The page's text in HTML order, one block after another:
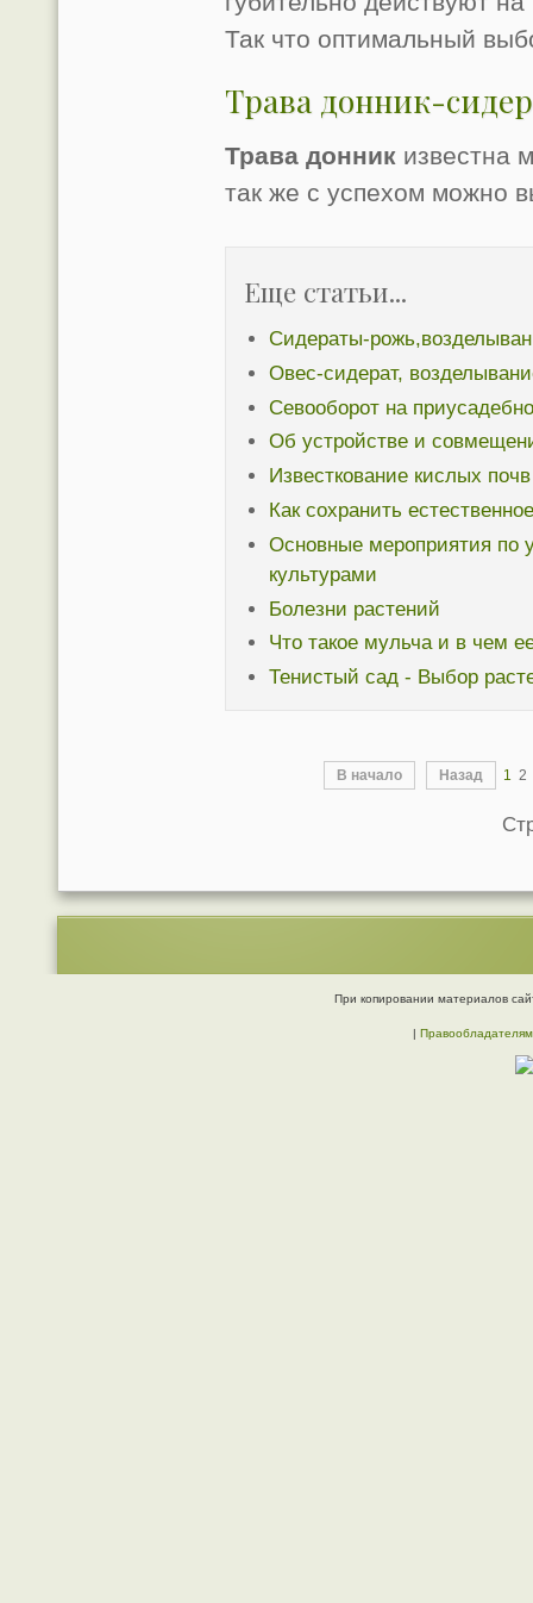
Так что оптимальный
Трава донник-
Трава донник известна
так же с успехом можно
Еще статьи...
Сидераты-
Овес-сидерат,
Севооборот на
Об устройстве и
Известкование кислых почв
Как сохранить
Основные мероприятия по
культурами
Болезни растений
Что такое мульча и в чем
Тенистый сад - Выбор
В начало Назад 1 2
При копировании материалов
| Правообладателям